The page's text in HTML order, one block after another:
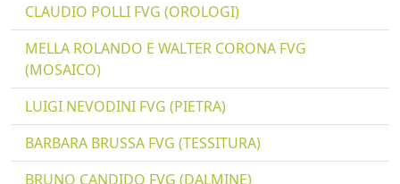
CLAUDIO POLLI FVG (OROLOGI)
MELLA ROLANDO E WALTER CORONA FVG
(MOSAICO)
LUIGI NEVODINI FVG (PIETRA)
BARBARA BRUSSA FVG (TESSITURA)
BRUNO CANDIDO FVG (DALMINE)